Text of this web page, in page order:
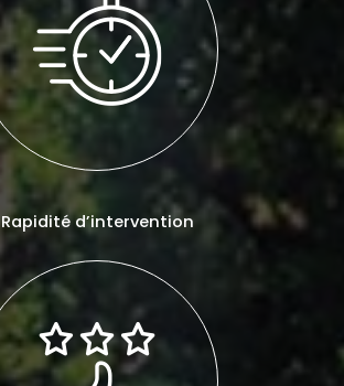
Rapidité d’intervention